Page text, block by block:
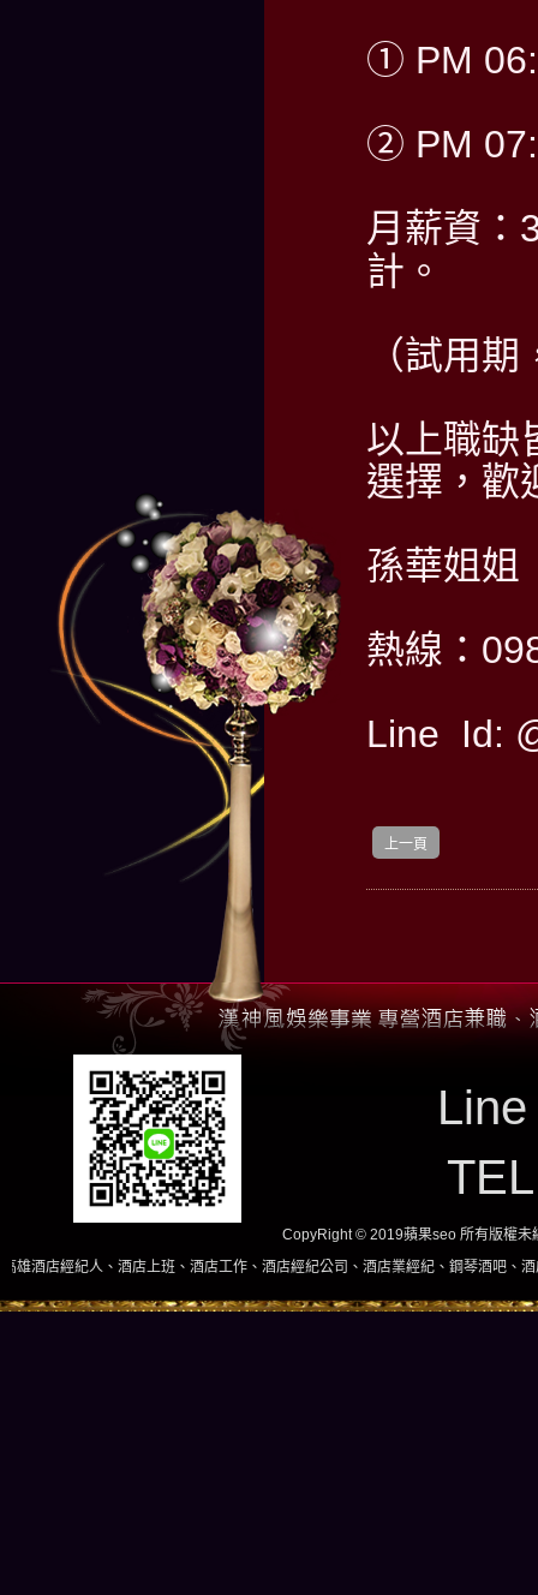
① PM
② PM
月薪資：
計。
（試用
以上職缺
選擇，歡
孫華姐姐
熱線：
Line Id:
上一頁
CopyRight © 2019蘋果seo 所有版權未
酒店上班、酒店工作、酒店經紀公司、酒店業經紀、鋼琴酒吧、酒店小姐、